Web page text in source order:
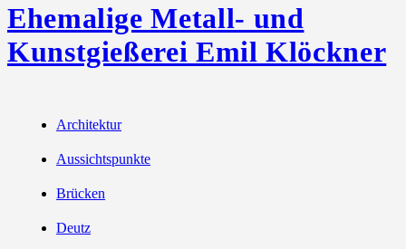
Ehemalige Metall- und
Kunstgießerei Emil Klöckner
Architektur
Aussichtspunkte
Brücken
Deutz